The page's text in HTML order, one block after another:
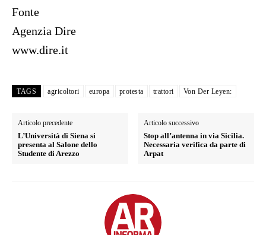
Fonte
Agenzia Dire
www.dire.it
TAGS agricoltori europa protesta trattori Von Der Leyen:
Articolo precedente
L’Università di Siena si
presenta al Salone dello
Studente di Arezzo
Articolo successivo
Stop all’antenna in via Sicilia.
Necessaria verifica da parte di
Arpat